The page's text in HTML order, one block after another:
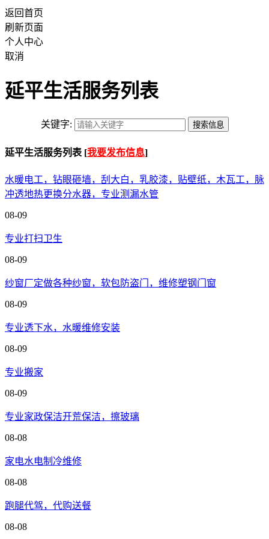
返回首页
刷新页面
个人中心
取消
延平生活服务列表
关键字:
延平生活服务列表 [我要发布信息]
水暖电工，钻眼砸墙，刮大白，乳胶漆，贴壁纸，木瓦工，脉
冲透地热更换分水器，专业测漏水管
08-09
专业打扫卫生
08-09
纱窗厂定做各种纱窗，软包防盗门，维修塑钢门窗
08-09
专业透下水，水暖维修安装
08-09
专业搬家
08-09
专业家政保洁开荒保洁，擦玻璃
08-08
家电水电制冷维修
08-08
跑腿代驾，代购送餐
08-08